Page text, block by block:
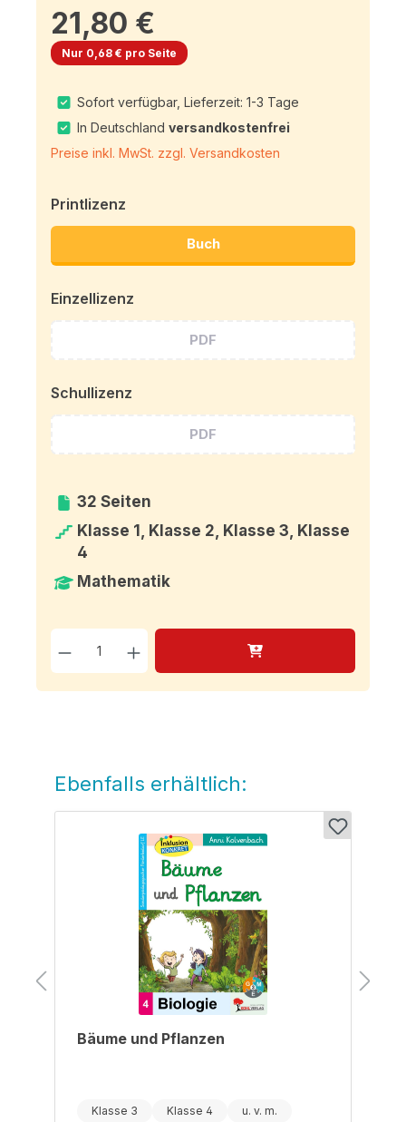
21,80 €
Nur 0,68 € pro Seite
Sofort verfügbar, Lieferzeit: 1-3 Tage
In Deutschlandversandkostenfrei
Preise inkl. MwSt. zzgl. Versandkosten
Printlizenz
Buch
Einzellizenz
PDF
Schullizenz
PDF
32 Seiten
Klasse 1, Klasse 2, Klasse 3, Klasse
4
Mathematik
Produkt Anzahl: Gib den
Produktgalerie überspringen
Ebenfalls erhältlich:
Bäume und Pflanzen
Klasse 3 Klasse 4